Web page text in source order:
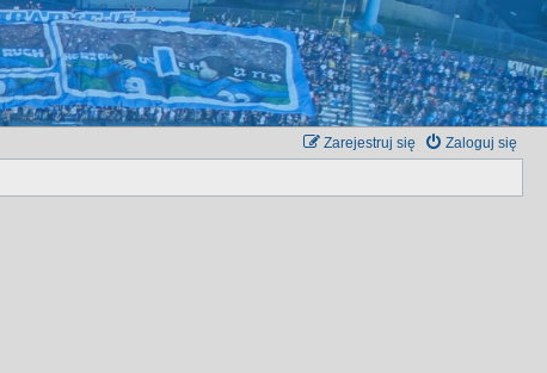
Zaloguj się
Zarejestruj się